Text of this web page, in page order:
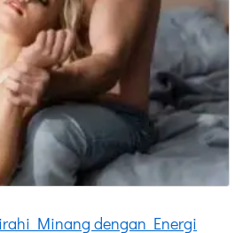
Minang dengan Energi